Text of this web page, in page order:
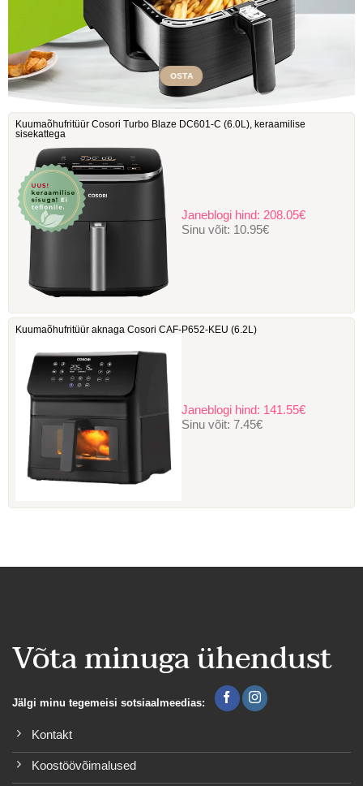
OSTA
Kuumaõhufritüür Cosori Turbo Blaze DC601-C ‎(6.0L), keraamilise
sisekattega
Janeblogi hind: 208.05€
Sinu võit: 10.95€
Kuumaõhufritüür aknaga Cosori ‎CAF-P652-KEU (6.2L)
Janeblogi hind: 141.55€
Sinu võit: 7.45€
Võta minuga ühendust
Jälgi minu tegemeisi sotsiaalmeedias:
Kontakt
Koostöövõimalused